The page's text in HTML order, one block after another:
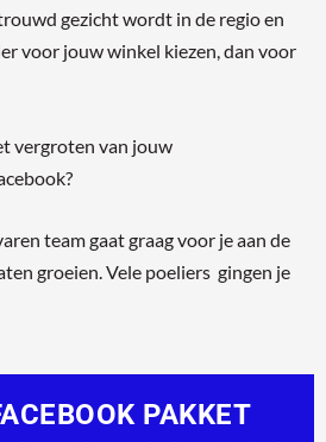
gezicht wordt in de regio en
voor jouw winkel kiezen, dan voor
vergroten van jouw
team gaat graag voor je aan de
groeien. Vele poeliers gingen je
PAKKET